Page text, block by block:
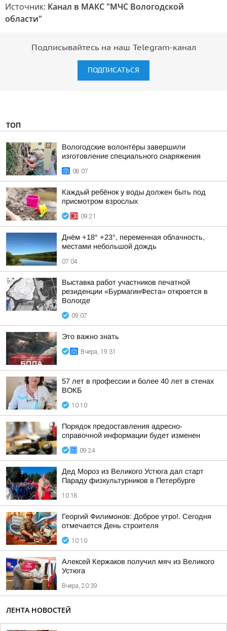
Источник: Канал в МАКС "МЧС Вологодской
области"
Подписывайтесь на наш Telegram-канал
ПОДПИСАТЬСЯ
ТОП
Вологодские волонтёры завершили
изготовление специального снаряжения
08:07
Каждый ребёнок у воды должен быть под
присмотром взрослых
09:21
Днём +18° +23°, переменная облачность,
местами небольшой дождь
07:04
Выставка работ участников печатной
резиденции «БурмагинФеста» откроется в
Вологде
09:07
Это важно знать
Вчера, 19:31
57 лет в профессии и более 40 лет в стенах
ВОКБ
10:10
Порядок предоставления адресно-
справочной информации будет изменен
09:24
Дед Мороз из Великого Устюга дал старт
Параду физкультурников в Петербурге
10:18
Георгий Филимонов: Доброе утро!. Сегодня
отмечается День строителя
10:10
Алексей Кержаков получил мяч из Великого
Устюга
Вчера, 20:39
ЛЕНТА НОВОСТЕЙ